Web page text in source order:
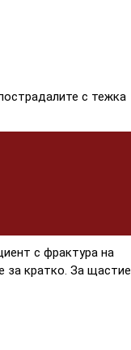
с тежка
с фрактура на
за кратко. За щастие